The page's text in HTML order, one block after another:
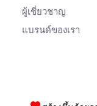
ผู้เชี่ยวชาญ
แบรนด์ของเรา